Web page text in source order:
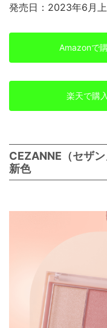
発売日：2023年6月
Amazonで
楽天で購入
CEZANNE（セザ
新色